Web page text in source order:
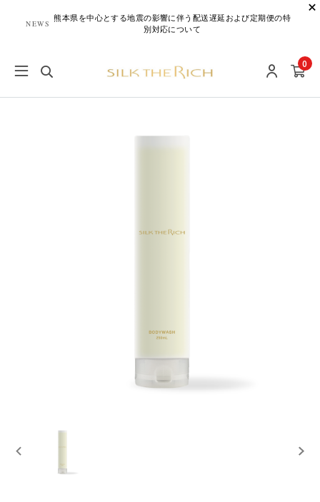
NEWS
熊本県を中心とする地震の影響に伴う配送遅延および定期便の特
別対応について
0